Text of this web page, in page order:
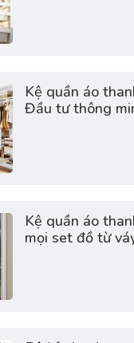
Kệ quần áo
Đầu tư thông
Kệ quần áo
mọi set đồ từ